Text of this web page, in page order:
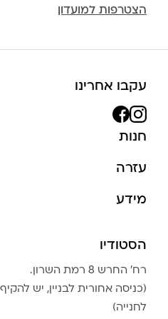
הצטרפות למועדון
עקבו אחרינו
חנות
צמידים
בגדים
אביזרים
גברים
עזרה
צור קשר
מידע
שמירה על התכשיטים
הצהרת נגישות
טבלת מידות טבעות
Community Club
הסטודיו
רח׳ החרש 8 רמת השרון.
(כניסה אחורית לבניין, יש
לחנייה)